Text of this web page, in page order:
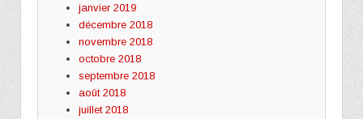
janvier 2019
décembre 2018
novembre 2018
octobre 2018
septembre 2018
août 2018
juillet 2018